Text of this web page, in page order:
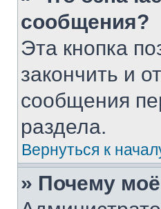
сообщения?
Эта кнопка
закончить и
сообщения
раздела.
Вернуться к
» Почему